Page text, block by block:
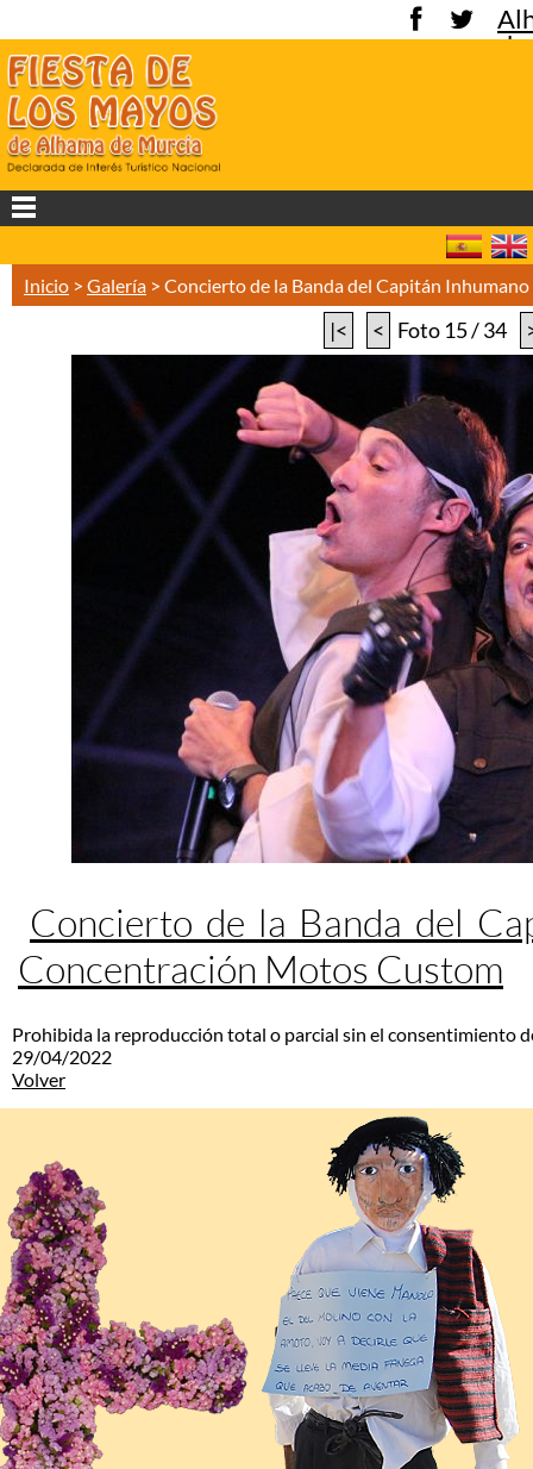
de
Inicio > Galería > Concierto de la Banda del Capitán
|< < Foto 15 / 34
Concierto de la Banda del
Concentración Motos Custom
Prohibida la reproducción total o parcial sin el consentimiento
29/04/2022
Volver